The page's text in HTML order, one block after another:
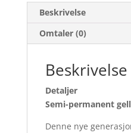
Beskrivelse
Omtaler (0)
Beskrivelse
Detaljer
Semi-permanent
Denne nye